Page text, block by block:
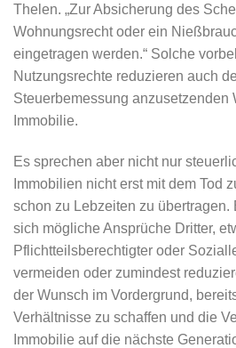
Thelen. „Zur Absicherung des
Wohnungsrecht oder ein
eingetragen werden.“ Solche
Nutzungsrechte reduzieren auch
Steuerbemessung anzusetzenden
Immobilie.
Es sprechen aber nicht nur
Immobilien nicht erst mit dem Tod
schon zu Lebzeiten zu
sich mögliche Ansprüche Dritter,
Pflichtteilsberechtigter oder
vermeiden oder zumindest
der Wunsch im Vordergrund,
Verhältnisse zu schaffen und die
Immobilie auf die nächste